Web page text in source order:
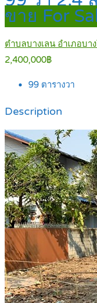
ขาย For
ตำบลบางเลน อำเภอบ
2,400,000฿
99 ตารางวา
Description